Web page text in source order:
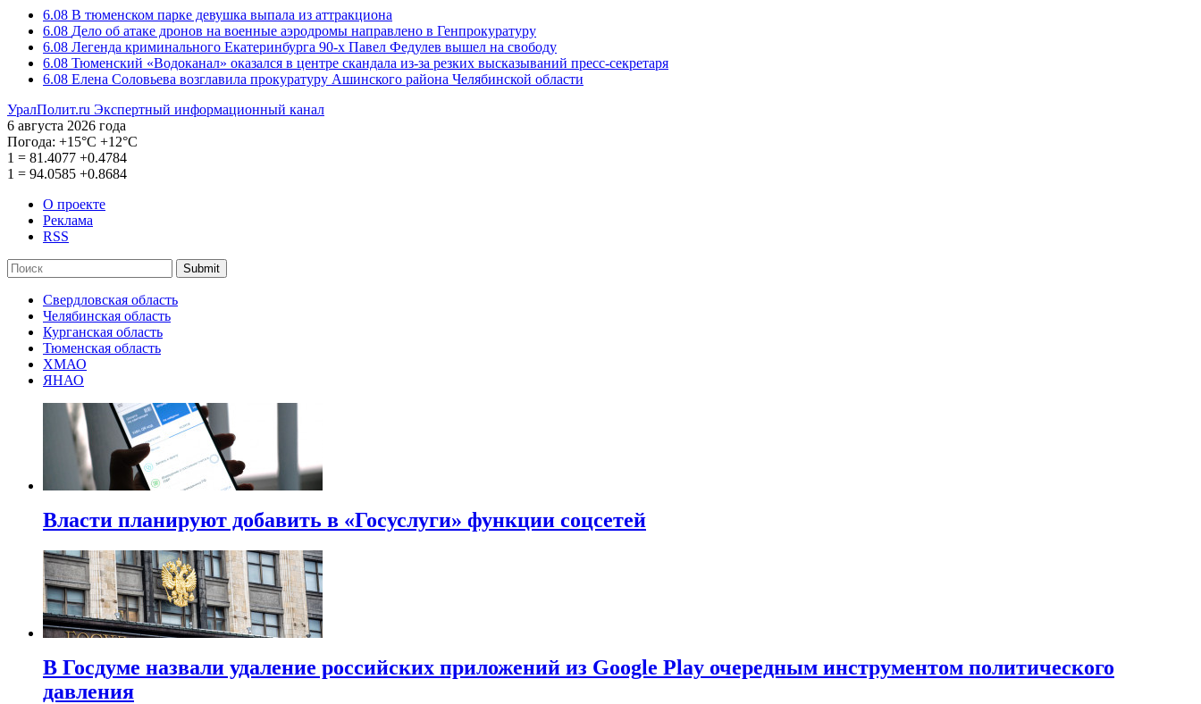
6.08 В тюменском парке девушка выпала из аттракциона
6.08 Дело об атаке дронов на военные аэродромы направлено в Генпрокуратуру
6.08 Легенда криминального Екатеринбурга 90-х Павел Федулев вышел на свободу
6.08 Тюменский «Водоканал» оказался в центре скандала из-за резких высказываний пресс-секретаря
6.08 Елена Соловьева возглавила прокуратуру Ашинского района Челябинской области
УралПолит.ru Экспертный информационный канал
6 августа 2026 года
Погода: +15°С +12°С
1 = 81.4077 +0.4784
1 = 94.0585 +0.8684
О проекте
Реклама
RSS
Submit
Свердловская область
Челябинская область
Курганская область
Тюменская область
ХМАО
ЯНАО
Власти планируют добавить в «Госуслуги» функции соцсетей
В Госдуме назвали удаление российских приложений из Google Play очередным инструментом политического
давления